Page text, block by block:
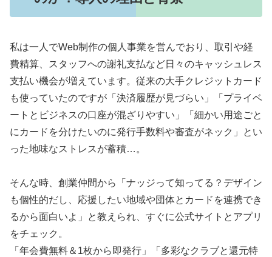
私は一人でWeb制作の個人事業を営んでおり、取引や経
費精算、スタッフへの謝礼支払など日々のキャッシュレス
支払い機会が増えています。従来の大手クレジットカード
も使っていたのですが「決済履歴が見づらい」「プライベ
ートとビジネスの口座が混ざりやすい」「細かい用途ごと
にカードを分けたいのに発行手数料や審査がネック」とい
った地味なストレスが蓄積…。
そんな時、創業仲間から「ナッジって知ってる？デザイン
も個性的だし、応援したい地域や団体とカードを連携でき
るから面白いよ」と教えられ、すぐに公式サイトとアプリ
をチェック。
「年会費無料＆1枚から即発行」「多彩なクラブと還元特